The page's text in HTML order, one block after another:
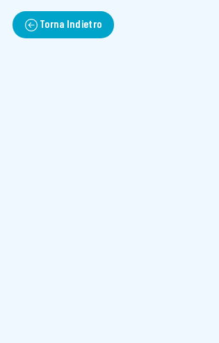
Torna Indietro